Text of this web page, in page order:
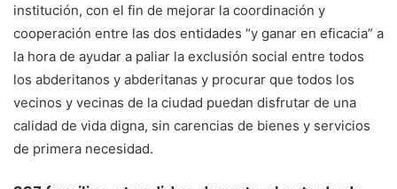
institución, con el fin de mejorar la coordinación y
cooperación entre las dos entidades “y ganar en eficacia” a
la hora de ayudar a paliar la exclusión social entre todos
los abderitanos y abderitanas y procurar que todos los
vecinos y vecinas de la ciudad puedan disfrutar de una
calidad de vida digna, sin carencias de bienes y servicios
de primera necesidad.